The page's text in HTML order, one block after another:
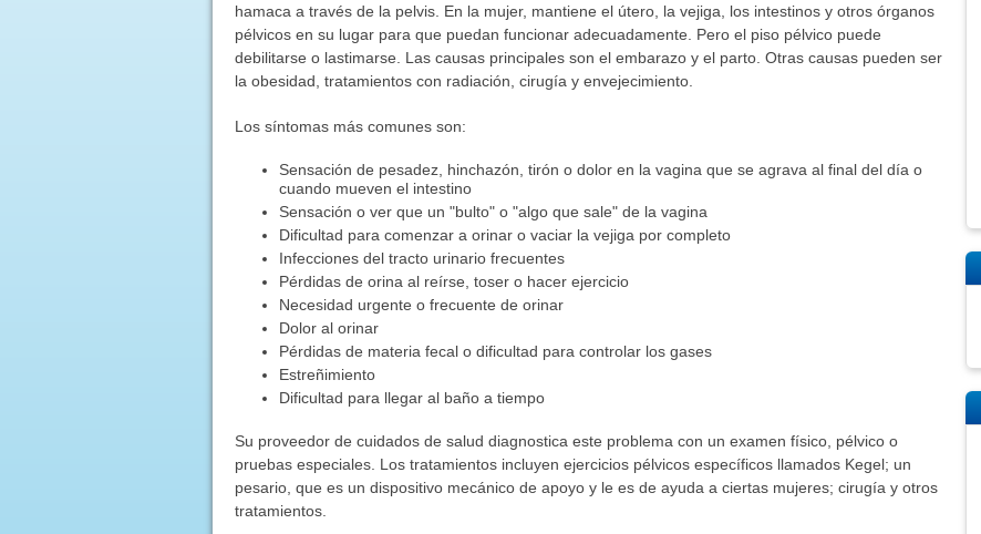
hamaca a través de la pelvis. En la mujer, mantiene el útero, la vejiga, los intestinos y otros órganos
pélvicos en su lugar para que puedan funcionar adecuadamente. Pero el piso pélvico puede
debilitarse o lastimarse. Las causas principales son el embarazo y el parto. Otras causas pueden ser
la obesidad, tratamientos con radiación, cirugía y envejecimiento.
Los síntomas más comunes son:
Sensación de pesadez, hinchazón, tirón o dolor en la vagina que se agrava al final del día o
cuando mueven el intestino
Sensación o ver que un "bulto" o "algo que sale" de la vagina
Dificultad para comenzar a orinar o vaciar la vejiga por completo
Infecciones del tracto urinario frecuentes
Pérdidas de orina al reírse, toser o hacer ejercicio
Necesidad urgente o frecuente de orinar
Dolor al orinar
Pérdidas de materia fecal o dificultad para controlar los gases
Estreñimiento
Dificultad para llegar al baño a tiempo
Su proveedor de cuidados de salud diagnostica este problema con un examen físico, pélvico o
pruebas especiales. Los tratamientos incluyen ejercicios pélvicos específicos llamados Kegel; un
pesario, que es un dispositivo mecánico de apoyo y le es de ayuda a ciertas mujeres; cirugía y otros
tratamientos.